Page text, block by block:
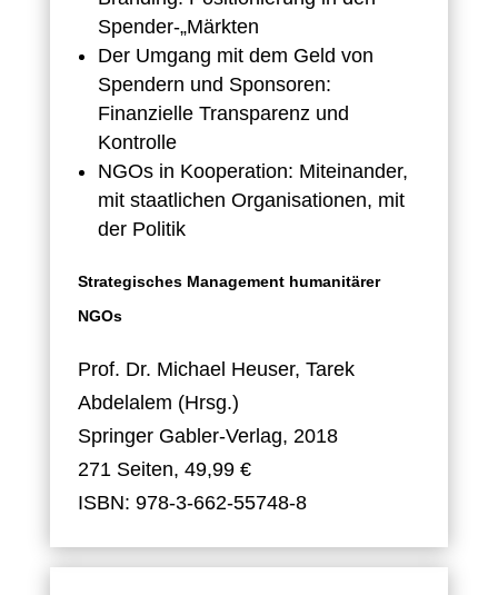
Spender-„Märkten
Der Umgang mit dem Geld von
Spendern und Sponsoren:
Finanzielle Transparenz und
Kontrolle
NGOs in Kooperation: Miteinander,
mit staatlichen Organisationen, mit
der Politik
Strategisches Management humanitärer
NGOs
Prof. Dr. Michael Heuser, Tarek
Abdelalem (Hrsg.)
Springer Gabler-Verlag, 2018
271 Seiten, 49,99 €
ISBN: 978-3-662-55748-8